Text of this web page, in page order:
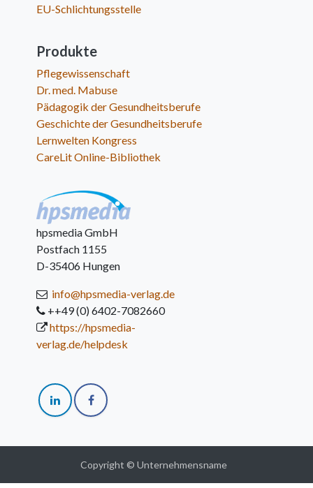
EU-Schlichtungsstelle
Produkte
Pflegewissenschaft
Dr. med. Mabuse
Pädagogik der Gesundheitsberufe
Geschichte der Gesundheitsberufe
Lernwelten Kongress
CareLit Online-Bibliothek
hpsmedia GmbH
Postfach 1155
D-35406 Hungen
info@hpsmedia-verlag.de
++49 (0) 6402-7082660
https://hpsmedia-
verlag.de/helpdesk
Copyright © Unternehmensname